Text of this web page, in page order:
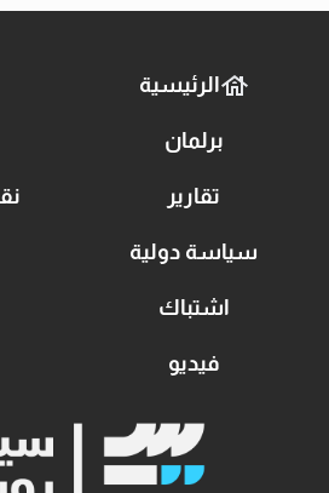
الرئيسية
برلمان
تقارير
سياسة دولية
اشتباك
فيديو